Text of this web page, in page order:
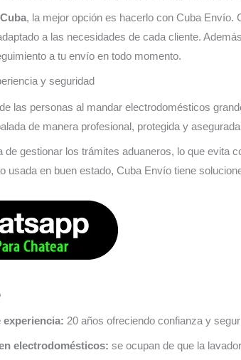
, la mejor opción es hacerlo con Cuba
a las necesidades de cada cliente.
a tu envío en todo momento.
y seguridad
las personas al mandar electrodomésticos
de manera profesional, protegida y
gestionar los trámites aduaneros, lo que evita
usada en buen estado, Cuba Envío tiene
experiencia: 20 años ofreciendo confianza y
electrodomésticos: se ocupan de que la